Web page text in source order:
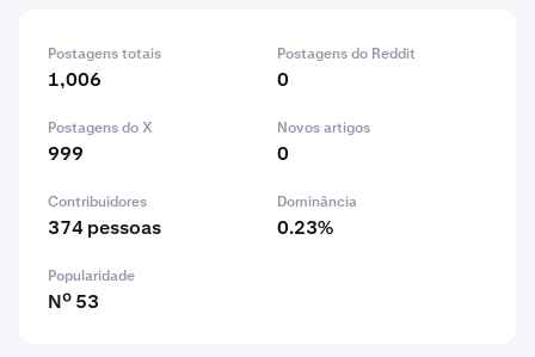
Postagens totais
1,006
Postagens do Reddit
0
Postagens do X
999
Novos artigos
0
Contribuidores
374 pessoas
Dominância
0.23%
Popularidade
Nº 53